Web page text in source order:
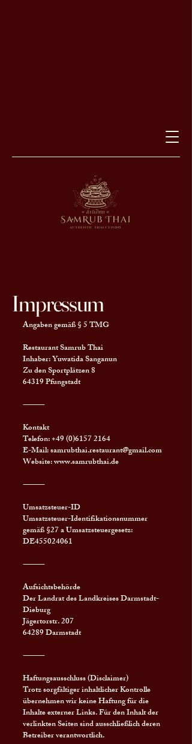
Impressum
Angaben gemäß § 5 TMG
Restaurant Samrub Thai
Inhaber: Yuwatida Sanganun
Zu den Sportplätzen 8
64319 Pfungstadt
⸻
Kontakt
Telefon:+49 (0)6157 2164
E-Mail:samrubthai.restaurant@gmail.com
Website:www.samrubthai.de
⸻
Umsatzsteuer-ID
Umsatzsteuer-Identifikationsnummer
gemäß §27 a Umsatzsteuergesetz:
DE455024061
⸻
Aufsichtsbehörde
Der Landrat des Landkreises Darmstadt-
Dieburg
Jägertorstr. 207
64289 Darmstadt
⸻
Haftungsausschluss (Disclaimer)
Trotz sorgfältiger inhaltlicher Kontrolle
übernehmen wir keine Haftung für die
Inhalte externer Links. Für den Inhalt der
verlinkten Seiten sind ausschließlich deren
Betreiber verantwortlich.